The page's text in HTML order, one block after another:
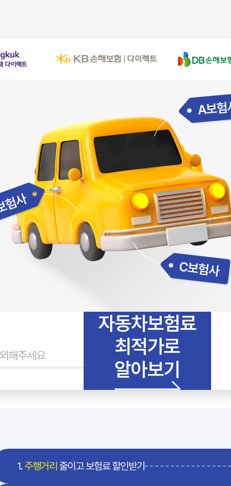
자동차보험료
최적가로
알아보기
1. 주행거리 줄이고 보험료 할인받기